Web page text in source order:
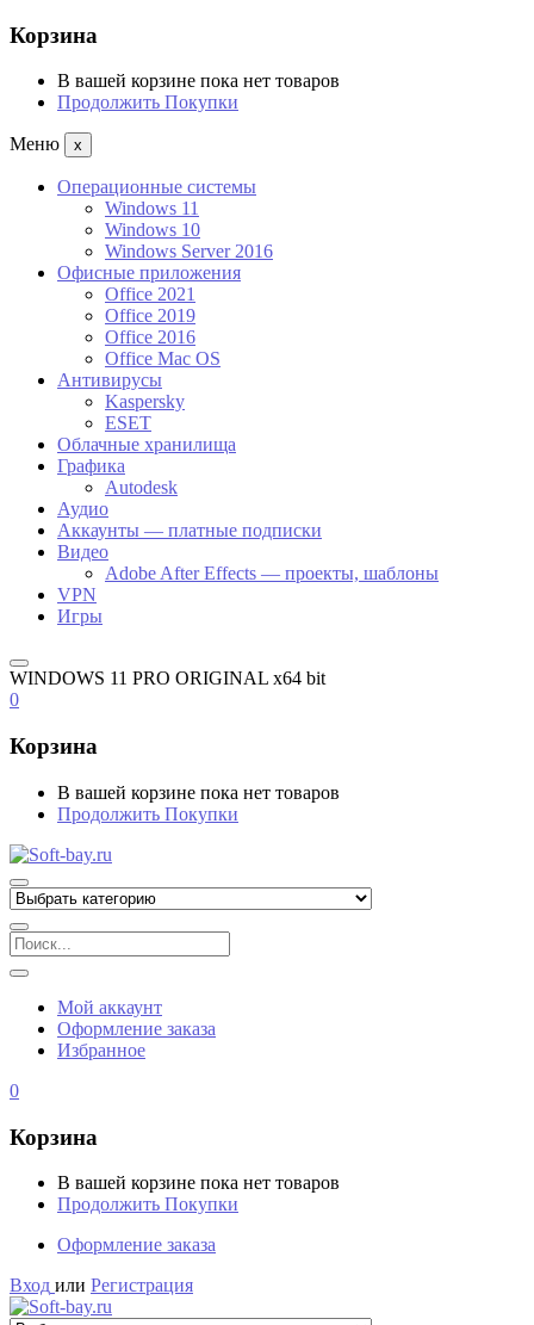
Корзина
В вашей корзине пока нет товаров
Продолжить Покупки
Меню x
Операционные системы
Windows 11
Windows 10
Windows Server 2016
Офисные приложения
Office 2021
Office 2019
Office 2016
Office Mac OS
Антивирусы
Kaspersky
ESET
Облачные хранилища
Графика
Autodesk
Аудио
Аккаунты — платные подписки
Видео
Adobe After Effects — проекты, шаблоны
VPN
Игры
WINDOWS 11 PRO ORIGINAL x64 bit
0
Корзина
В вашей корзине пока нет товаров
Продолжить Покупки
Мой аккаунт
Оформление заказа
Избранное
0
Корзина
В вашей корзине пока нет товаров
Продолжить Покупки
Оформление заказа
Вход или Регистрация